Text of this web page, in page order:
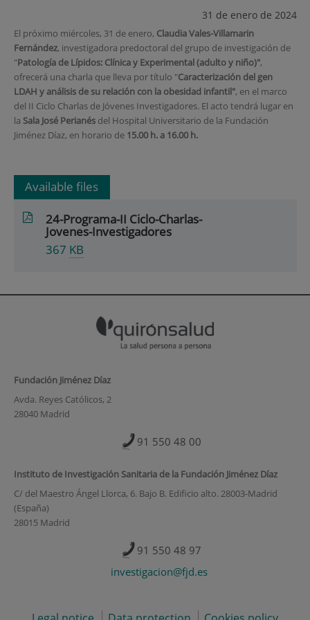
31 de enero de 2024
El próximo miércoles, 31 de enero, Claudia Vales-Villamarin
Fernández, investigadora predoctoral del grupo de investigación de
"Patología de Lípidos: Clínica y Experimental (adulto y niño)",
ofrecerá una charla que lleva por título "Caracterización del gen
LDAH y análisis de su relación con la obesidad infantil", en el marco
del II Ciclo Charlas de Jóvenes Investigadores. El acto tendrá lugar en
la Sala José Perianésdel Hospital Universitario de la Fundación
Jiménez Díaz, en horario de 15.00 h. a 16.00 h.
Available files
24-Programa-II Ciclo-Charlas-
Jovenes-Investigadores
367 KB
Fundación Jiménez Díaz
Avda. Reyes Católicos, 2
28040 Madrid
91 550 48 00
Instituto de Investigación Sanitaria de la Fundación Jiménez Díaz
C/ del Maestro Ángel Llorca, 6. Bajo B. Edificio alto. 28003-Madrid
(España)
28015 Madrid
91 550 48 97
investigacion@fjd.es